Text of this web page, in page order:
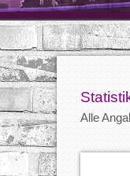
Alle